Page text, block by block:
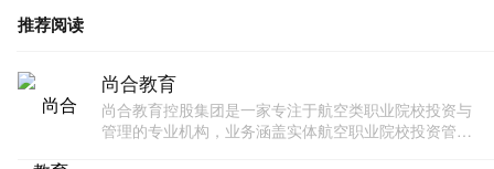
推荐阅读
尚合教育
尚合教育控股集团是一家专注于航空类职业院校投资与
管理的专业机构，业务涵盖实体航空职业院校投资管